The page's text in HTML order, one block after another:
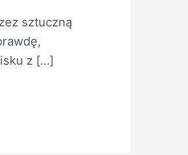
sztuczną
z […]